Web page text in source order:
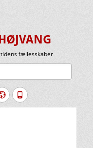
fællesskaber
Website
Tlf.